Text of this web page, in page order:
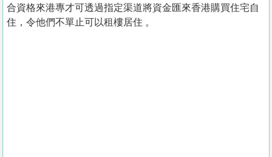
合資格來港專才可透過指定渠道將資金匯來香港購買住宅自
住，令他們不單止可以租樓居住 。